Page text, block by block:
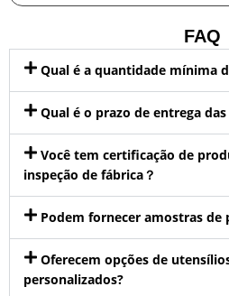
FAQ
Qual é a quantidade mínima
Qual é o prazo de entrega
Você tem certificação de
inspeção de fábrica？
Podem fornecer amostras de
Oferecem opções de
personalizados?